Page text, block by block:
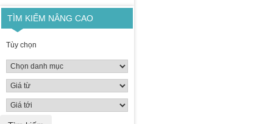
TÌM KIẾM NÂNG CAO
Tùy chọn